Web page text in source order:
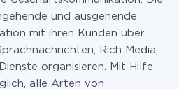
und ausgehende
mit ihren Kunden über
Rich Media,
organisieren. Mit Hilfe
alle Arten von